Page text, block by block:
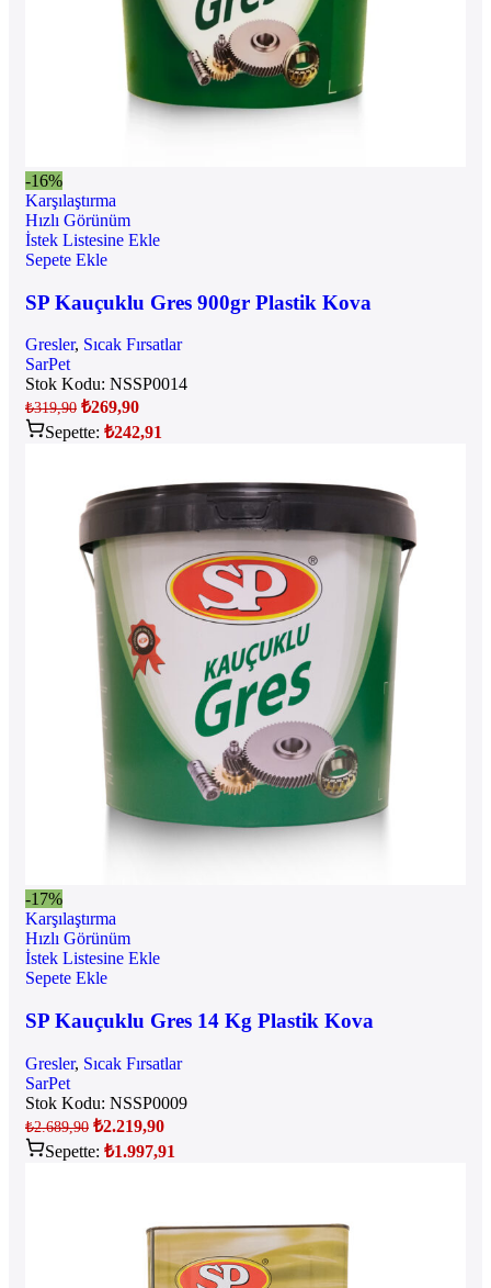
-16%
Karşılaştırma
Hızlı Görünüm
İstek Listesine Ekle
Sepete Ekle
SP Kauçuklu Gres 900gr Plastik Kova
Gresler, Sıcak Fırsatlar
SarPet
Stok Kodu: NSSP0014
₺319,90 ₺269,90
Sepette: ₺242,91
-17%
Karşılaştırma
Hızlı Görünüm
İstek Listesine Ekle
Sepete Ekle
SP Kauçuklu Gres 14 Kg Plastik Kova
Gresler, Sıcak Fırsatlar
SarPet
Stok Kodu: NSSP0009
₺2.689,90 ₺2.219,90
Sepette: ₺1.997,91